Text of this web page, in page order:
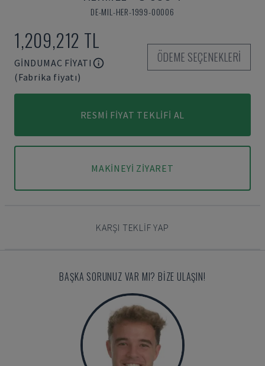
DE-MIL-HER-1999-00006
1,209,212 TL
GINDUMAC FIYATI
(Fabrika fiyatı)
ÖDEME SEÇENEKLERI
RESMI FIYAT TEKLIFI AL
MAKINEYI ZIYARET
KARŞI TEKLIF YAP
BAŞKA SORUNUZ VAR MI? BIZE ULAŞIN!